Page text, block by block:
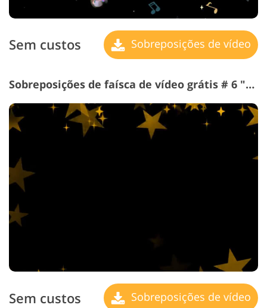
Sem custos Sobreposições de vídeo
Sobreposições de faísca de vídeo grátis # 6 "Falling Stars"
Sem custos Sobreposições de vídeo